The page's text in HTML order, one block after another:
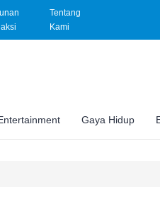
Tentang
Kami
Gaya Hidup